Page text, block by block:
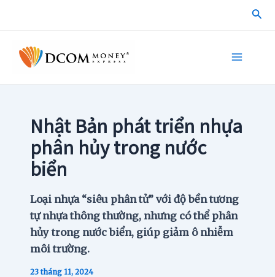
Nhật Bản phát triển nhựa
phân hủy trong nước
biển
Loại nhựa “siêu phân tử” với độ bền tương
tự nhựa thông thường, nhưng có thể phân
hủy trong nước biển, giúp giảm ô nhiễm
môi trường.
23 tháng 11, 2024